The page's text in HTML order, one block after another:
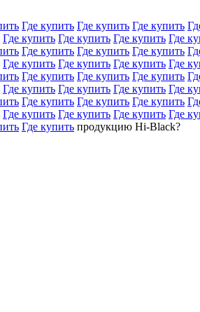
Где купить Где купить Где купить
Где купить Где купить Где купить Где
Где купить Где купить Где купить
Где купить Где купить Где купить Где
Где купить Где купить Где купить
Где купить Где купить Где купить Где
Где купить Где купить Где купить
Где купить Где купить Где купить Где
Где купить продукцию Hi-Black?